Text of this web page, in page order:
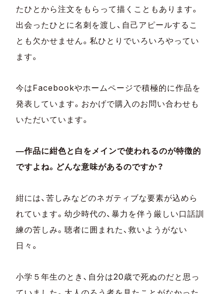
たひとから注文をもらって描くこともあります。
出会ったひとに名刺を渡し、自己アピールするこ
とも欠かせません。私ひとりでいろいろやってい
ます。
今はFacebookやホームページで積極的に作品を
発表しています。おかげで購入のお問い合わせも
いただいています。
―作品に紺色と白をメインで使われるのが特徴的
ですよね。どんな意味があるのですか？
紺には、苦しみなどのネガティブな要素が込めら
れています。幼少時代の、暴力を伴う厳しい口話訓
練の苦しみ。聴者に囲まれた、救いようがない
日々。
小学５年生のとき、自分は20歳で死ぬのだと思っ